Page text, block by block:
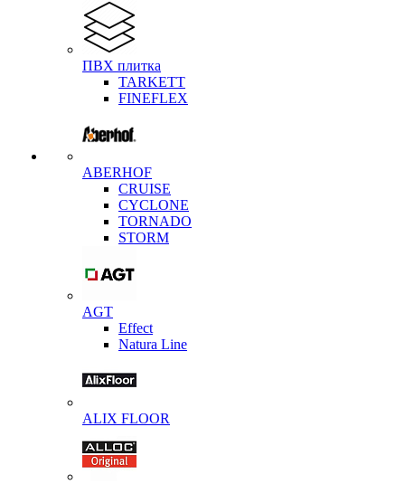
ПВХ плитка
TARKETT
FINEFLEX
ABERHOF
CRUISE
CYCLONE
TORNADO
STORM
AGT
Effect
Natura Line
ALIX FLOOR